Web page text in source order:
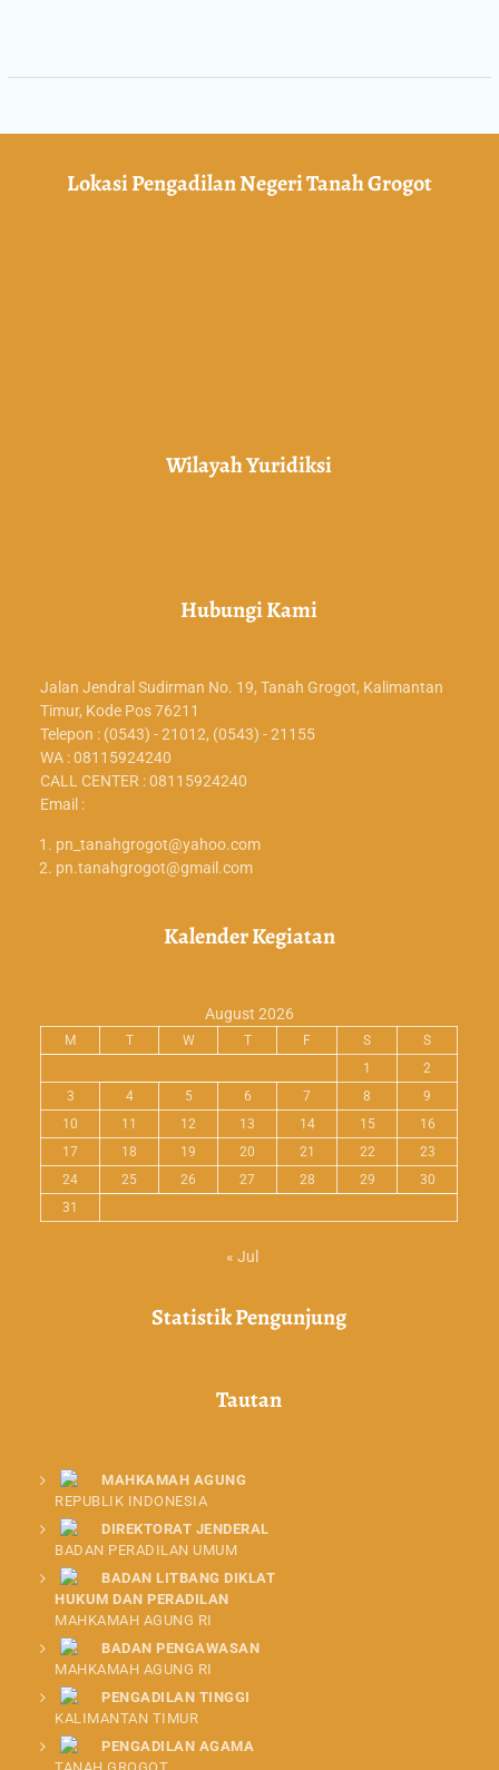
Lokasi Pengadilan Negeri Tanah Grogot
Wilayah Yuridiksi
Hubungi Kami
Jalan Jendral Sudirman No. 19, Tanah Grogot, Kalimantan
Timur, Kode Pos 76211
Telepon : (0543) - 21012, (0543) - 21155
WA : 08115924240
CALL CENTER : 08115924240
Email :
pn_tanahgrogot@yahoo.com
pn.tanahgrogot@gmail.com
Kalender Kegiatan
August 2026
M T W T F S
S
1
2
3
4 5 6 7 8
9
10
11 12 13 14 15
16
17
18 19 20 21 22
23
24
25 26 27 28 29
30
31
« Jul
Statistik Pengunjung
Tautan
MAHKAMAH AGUNG
REPUBLIK INDONESIA
DIREKTORAT JENDERAL
BADAN PERADILAN UMUM
BADAN LITBANG DIKLAT
HUKUM DAN PERADILAN
MAHKAMAH AGUNG RI
BADAN PENGAWASAN
MAHKAMAH AGUNG RI
PENGADILAN TINGGI
KALIMANTAN TIMUR
PENGADILAN AGAMA